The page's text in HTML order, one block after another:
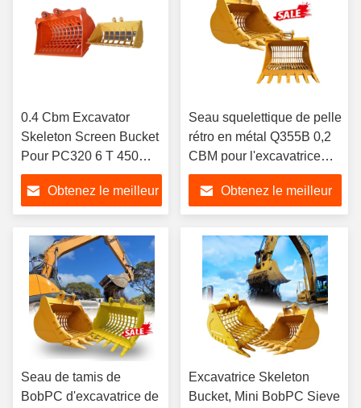
0.4 Cbm Excavator
Skeleton Screen Bucket
Pour PC320 6 T 450
Kgs Pour les
excavateurs
Obtenez le meilleur
Seau squelettique de pelle
rétro en métal Q355B 0,2
CBM pour l'excavatrice
CX57
Obtenez le meilleur
Seau de tamis de
BobPC d'excavatrice de
Excavatrice Skeleton
Bucket, Mini BobPC Sieve